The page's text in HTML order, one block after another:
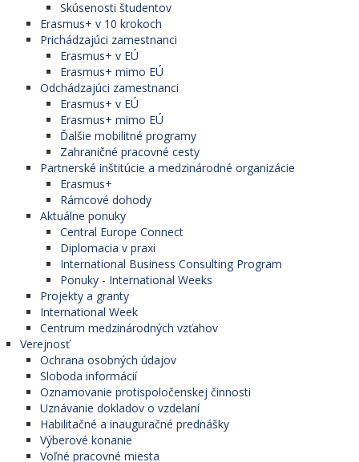
Skúsenosti študentov
Erasmus+ v 10 krokoch
Prichádzajúci zamestnanci
Erasmus+ v EÚ
Erasmus+ mimo EÚ
Odchádzajúci zamestnanci
Erasmus+ v EÚ
Erasmus+ mimo EÚ
Ďalšie mobilitné programy
Zahraničné pracovné cesty
Partnerské inštitúcie a medzinárodné organizácie
Erasmus+
Rámcové dohody
Aktuálne ponuky
Central Europe Connect
Diplomacia v praxi
International Business Consulting Program
Ponuky - International Weeks
Projekty a granty
International Week
Centrum medzinárodných vzťahov
Verejnosť
Ochrana osobných údajov
Sloboda informácií
Oznamovanie protispoločenskej činnosti
Uznávanie dokladov o vzdelaní
Habilitačné a inauguračné prednášky
Výberové konanie
Voľné pracovné miesta